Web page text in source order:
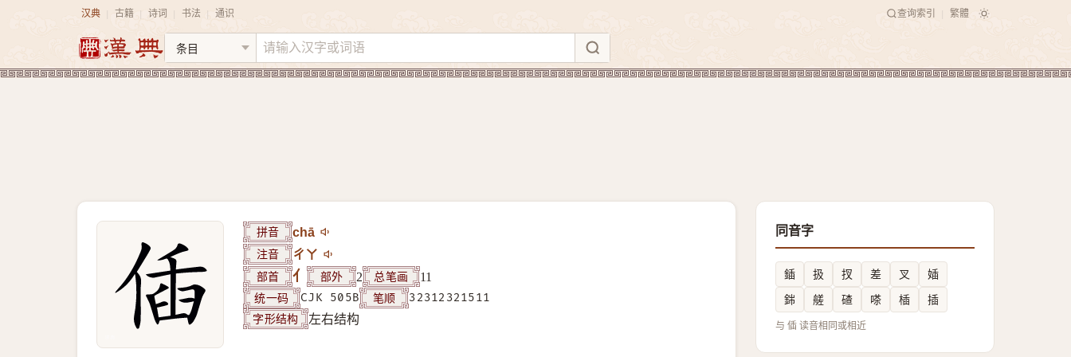
汉典 古籍 诗词 书法 通识 查询索引 繁體
拼音 chā
注音 ㄔㄚ
部首 亻 部外 2 总笔画 11
统一码 CJK 505B 笔顺 32312321511
字形结构 左右结构
同音字
鍤 扱 扠 差 叉
㛼
銟
艖 碴 嗏 㮑 插
与 偛 读音相同或相近